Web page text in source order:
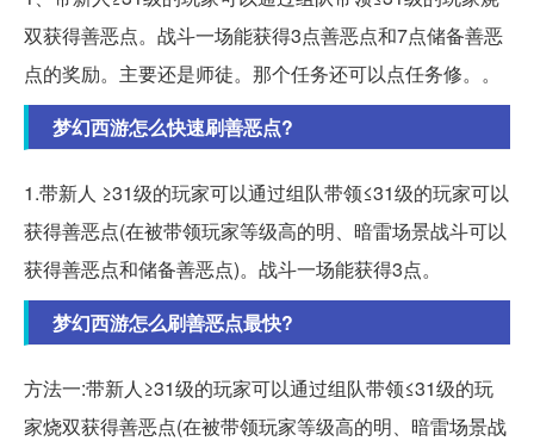
双获得善恶点。战斗一场能获得3点善恶点和7点储备善恶
点的奖励。主要还是师徒。那个任务还可以点任务修。。
梦幻西游怎么快速刷善恶点?
1.带新人 ≥31级的玩家可以通过组队带领≤31级的玩家可以
获得善恶点(在被带领玩家等级高的明、暗雷场景战斗可以
获得善恶点和储备善恶点)。战斗一场能获得3点。
梦幻西游怎么刷善恶点最快?
方法一:带新人≥31级的玩家可以通过组队带领≤31级的玩
家烧双获得善恶点(在被带领玩家等级高的明、暗雷场景战